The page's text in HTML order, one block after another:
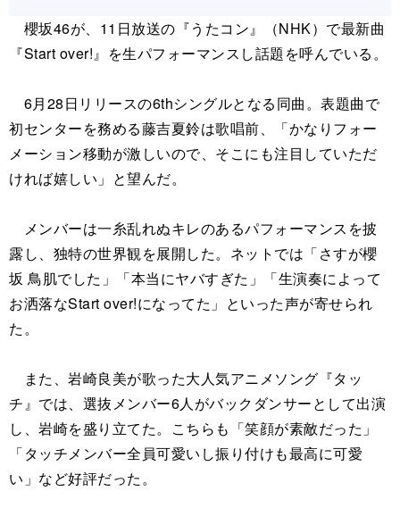
櫻坂46が、11日放送の『うたコン』（NHK）で最新曲
『Start over!』を生パフォーマンスし話題を呼んでいる。
6月28日リリースの6thシングルとなる同曲。表題曲で
初センターを務める藤吉夏鈴は歌唱前、「かなりフォー
メーション移動が激しいので、そこにも注目していただ
ければ嬉しい」と望んだ。
メンバーは一糸乱れぬキレのあるパフォーマンスを披
露し、独特の世界観を展開した。ネットでは「さすが櫻
坂 鳥肌でした」「本当にヤバすぎた」「生演奏によって
お洒落なStart over!になってた」といった声が寄せられ
た。
また、岩崎良美が歌った大人気アニメソング『タッ
チ』では、選抜メンバー6人がバックダンサーとして出演
し、岩崎を盛り立てた。こちらも「笑顔が素敵だった」
「タッチメンバー全員可愛いし振り付けも最高に可愛
い」など好評だった。